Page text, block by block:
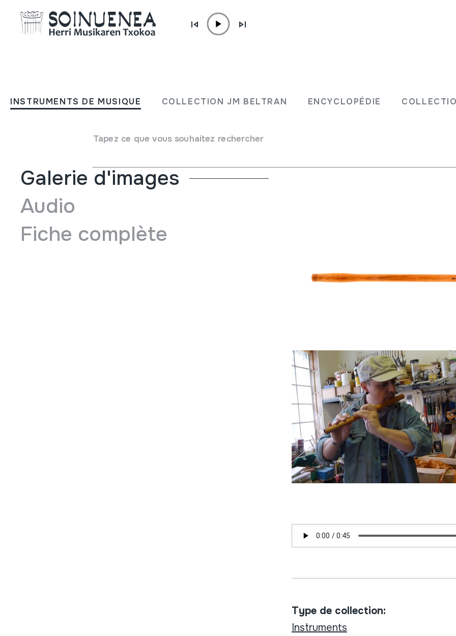
INSTRUMENTS DE MUSIQUE COLLECTION JM BELTRAN ENCYCLOPÉDIE
Tapez ce que vous souhaitez rechercher
FUVOLA; FLÓTA
Type d'instrument de musique Aérophones ->Flûtes->Traversière
Galerie d'images
Audio
Fiche complète
Type de collection:
Instruments